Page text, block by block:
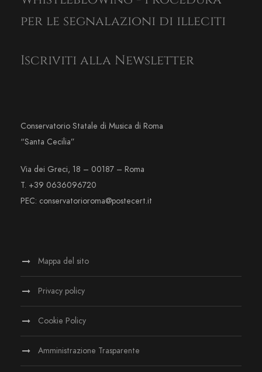
per le segnalazioni di illeciti
Iscriviti alla Newsletter
Conservatorio Statale di Musica di Roma
“Santa Cecilia”
Via dei Greci, 18 – 00187 – Roma
T. +39 0636096720
PEC: conservatorioroma@postecert.it
Mappa del sito
Privacy policy
Cookie Policy
Amministrazione Trasparente